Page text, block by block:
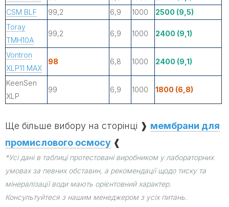
CSM BLF
99,2 6,9 1000
2500 (9,5)
Toray
TMH10A
99,2 6,9 1000 2400 (9,1)
Vontron
XLP11 MAX
98 6,8 1000 2400 (9,1)
KeenSen
XLP
99 6,9 1000 1800 (6,8)
Ще більше вибору на сторінці ❱ мембрани для
промислового осмосу ❰
*Усі дані в таблиці протестовані виробником у лабораторних
умовах за певних обставин, а рекомендації щодо тиску та
мінералізації води мають орієнтовний характер.
Консультуйтеся з нашим менеджером з усіх питань.